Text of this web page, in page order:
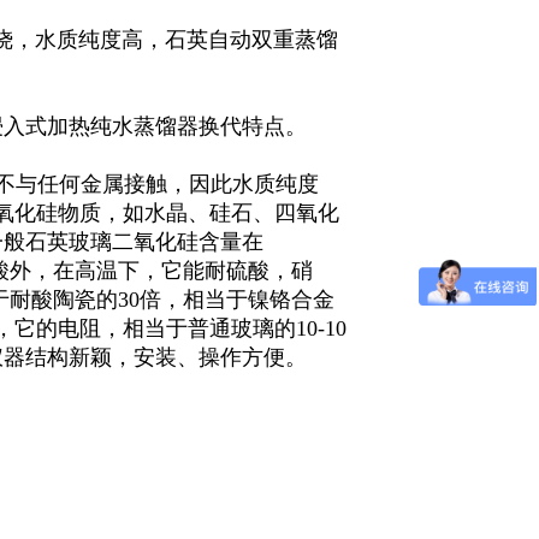
，水质纯度高，石英自动双重蒸馏
式加热纯水蒸馏器换代特点。
与任何金属接触，因此水质纯度
化硅物质，如水晶、硅石、四氧化
石英玻璃二氧化硅含量在
外，在高温下，它能耐硫酸，硝
酸陶瓷的30倍，相当于镍铬合金
它的电阻，相当于普通玻璃的10-10
结构新颖，安装、操作方便。